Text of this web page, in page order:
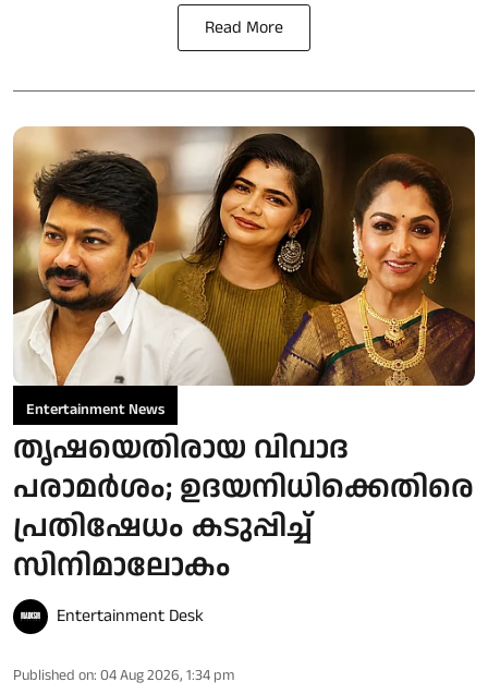
Read More
Entertainment News
തൃഷയെതിരായ വിവാദ
പരാമർശം; ഉദയനിധിക്കെതിരെ
പ്രതിഷേധം കടുപ്പിച്ച്
സിനിമാലോകം
Entertainment Desk
Published on: 04 Aug 2026, 1:34 pm